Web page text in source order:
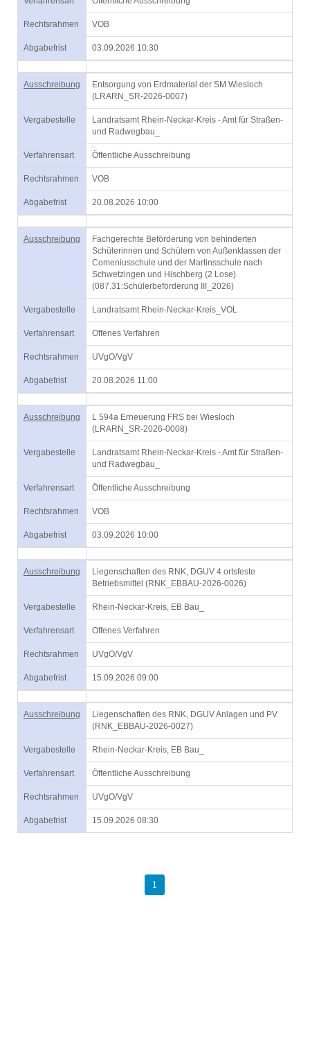
Rechtsrahmen VOB
Abgabefrist 03.09.2026 10:30
Ausschreibung
Entsorgung von Erdmaterial der SM Wiesloch
(LRARN_SR-2026-0007)
Vergabestelle
Landratsamt Rhein-Neckar-Kreis - Amt für Straßen-
und Radwegbau_
Verfahrensart Öffentliche Ausschreibung
Rechtsrahmen VOB
Abgabefrist 20.08.2026 10:00
Ausschreibung
Fachgerechte Beförderung von behinderten
Schülerinnen und Schülern von Außenklassen der
Comeniusschule und der Martinsschule nach
Schwetzingen und Hischberg (2 Lose)
(087.31:Schülerbeförderung III_2026)
Vergabestelle Landratsamt Rhein-Neckar-Kreis_VOL
Verfahrensart Offenes Verfahren
Rechtsrahmen UVgO/VgV
Abgabefrist 20.08.2026 11:00
Ausschreibung
L 594a Erneuerung FRS bei Wiesloch
(LRARN_SR-2026-0008)
Vergabestelle
Landratsamt Rhein-Neckar-Kreis - Amt für Straßen-
und Radwegbau_
Verfahrensart Öffentliche Ausschreibung
Rechtsrahmen VOB
Abgabefrist 03.09.2026 10:00
Ausschreibung
Liegenschaften des RNK, DGUV 4 ortsfeste
Betriebsmittel (RNK_EBBAU-2026-0026)
Vergabestelle Rhein-Neckar-Kreis, EB Bau_
Verfahrensart Offenes Verfahren
Rechtsrahmen UVgO/VgV
Abgabefrist 15.09.2026 09:00
Ausschreibung
Liegenschaften des RNK, DGUV Anlagen und PV
(RNK_EBBAU-2026-0027)
Vergabestelle Rhein-Neckar-Kreis, EB Bau_
Verfahrensart Öffentliche Ausschreibung
Rechtsrahmen UVgO/VgV
Abgabefrist 15.09.2026 08:30
1